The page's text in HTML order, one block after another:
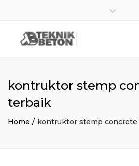
Sen – Jum : 8:00 – 17:00
kontruktor stemp
terbaik
Home kontruktor stemp